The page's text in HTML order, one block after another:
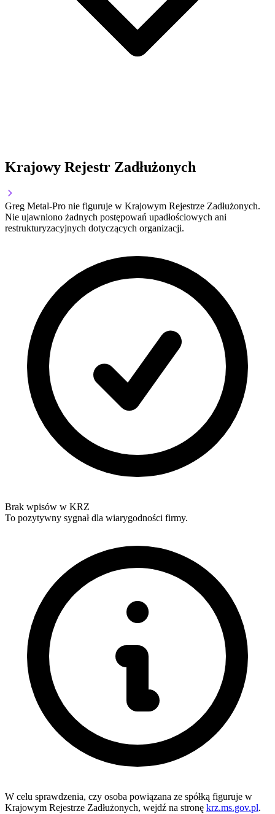
Krajowy Rejestr Zadłużonych
Greg Metal-Pro nie figuruje w Krajowym Rejestrze Zadłużonych.
Nie ujawniono żadnych postępowań upadłościowych ani
restrukturyzacyjnych dotyczących organizacji.
Brak wpisów w KRZ
To pozytywny sygnał dla wiarygodności firmy.
W celu sprawdzenia, czy osoba powiązana ze spółką figuruje w
Krajowym Rejestrze Zadłużonych, wejdź na stronę krz.ms.gov.pl.